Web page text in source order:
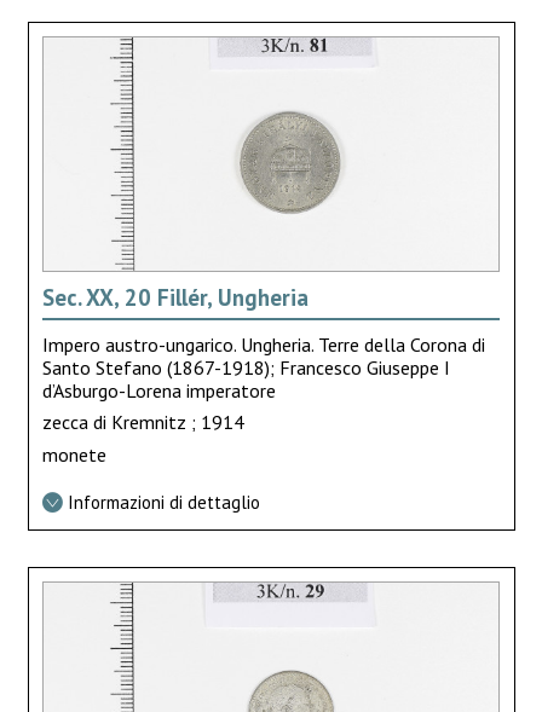
Sec. XX, 20 Fillér, Ungheria
Impero austro-ungarico. Ungheria. Terre della Corona di
Santo Stefano (1867-1918); Francesco Giuseppe I
d’Asburgo-Lorena imperatore
zecca di Kremnitz ; 1914
monete
Informazioni di dettaglio